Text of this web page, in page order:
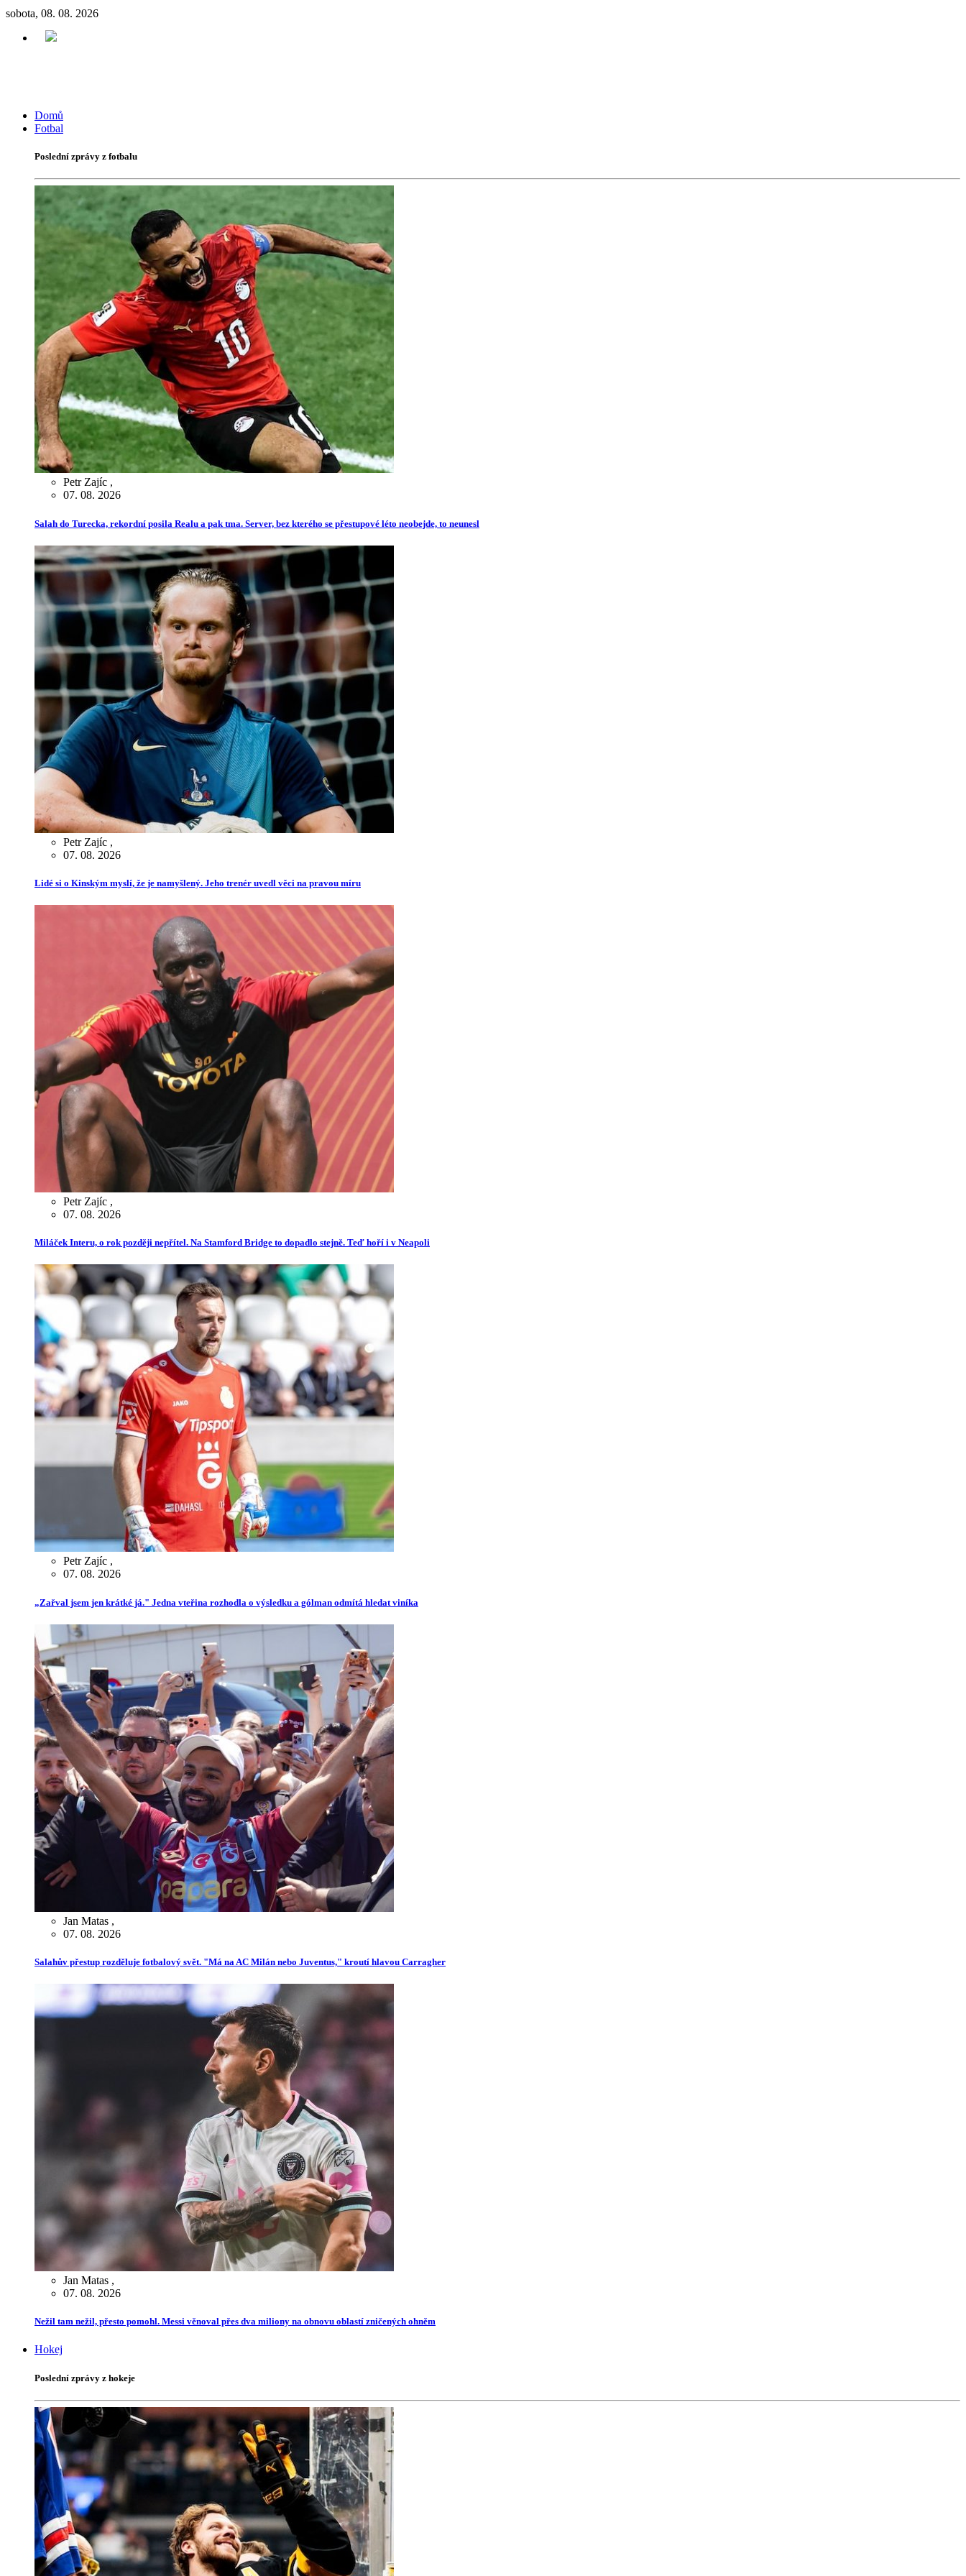
sobota, 08. 08. 2026
Domů
Fotbal
Poslední zprávy z fotbalu
Petr Zajíc ,
07. 08. 2026
Salah do Turecka, rekordní posila Realu a pak tma. Server, bez kterého se přestupové léto neobejde, to neunesl
Petr Zajíc ,
07. 08. 2026
Lidé si o Kinským myslí, že je namyšlený. Jeho trenér uvedl věci na pravou míru
Petr Zajíc ,
07. 08. 2026
Miláček Interu, o rok později nepřítel. Na Stamford Bridge to dopadlo stejně. Teď hoří i v Neapoli
Petr Zajíc ,
07. 08. 2026
„Zařval jsem jen krátké já." Jedna vteřina rozhodla o výsledku a gólman odmítá hledat viníka
Jan Matas ,
07. 08. 2026
Salahův přestup rozděluje fotbalový svět. "Má na AC Milán nebo Juventus," kroutí hlavou Carragher
Jan Matas ,
07. 08. 2026
Nežil tam nežil, přesto pomohl. Messi věnoval přes dva miliony na obnovu oblastí zničených ohněm
Hokej
Poslední zprávy z hokeje